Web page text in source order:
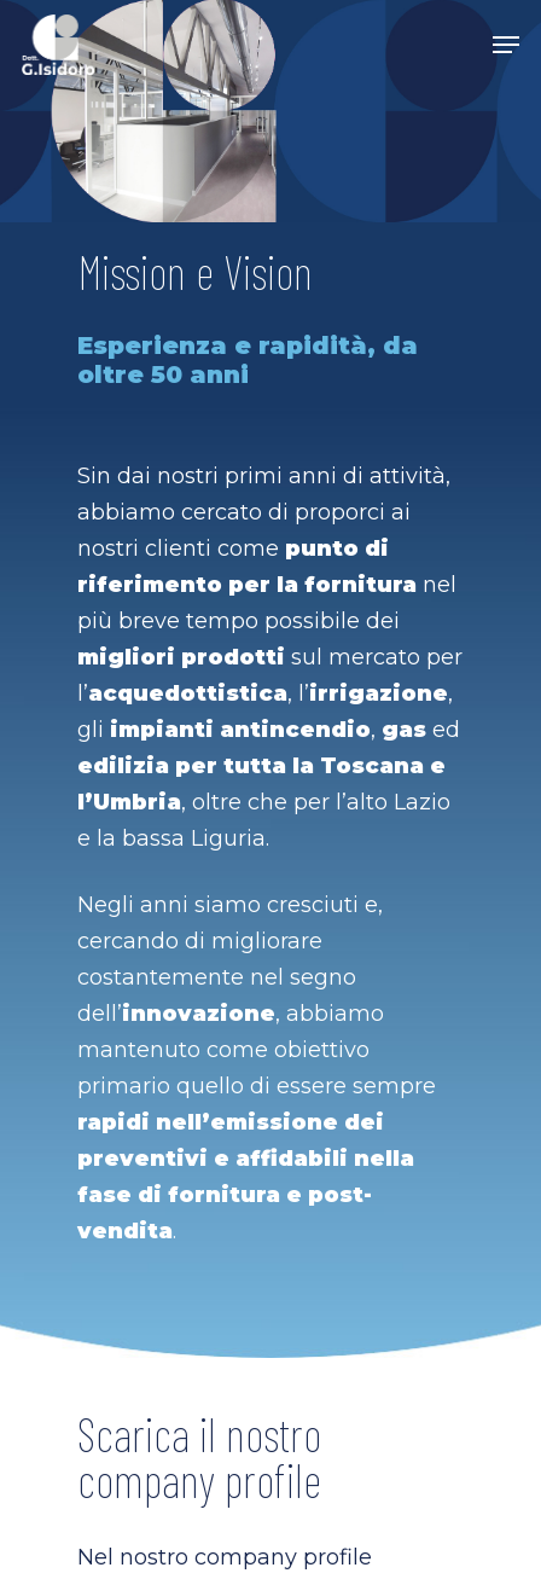
Skip
main
content
Mission e Vision
Esperienza e rapidità, da
oltre 50 anni
Sin dai nostri primi anni di attività,
abbiamo cercato di proporci ai
nostri clienti come punto di
riferimento per la fornitura nel
più breve tempo possibile dei
migliori prodotti sul mercato per
l’acquedottistica, l’irrigazione,
gli impianti antincendio, gas ed
edilizia per tutta la Toscana e
l’Umbria, oltre che per l’alto Lazio
e la bassa Liguria.
Negli anni siamo cresciuti e,
cercando di migliorare
costantemente nel segno
dell’innovazione, abbiamo
mantenuto come obiettivo
primario quello di essere sempre
rapidi nell’emissione dei
preventivi e affidabili nella
fase di fornitura e post-
vendita.
Scarica il nostro
company profile
Nel nostro company profile